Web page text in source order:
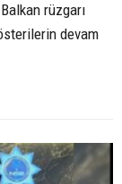
rüzgarı
devam